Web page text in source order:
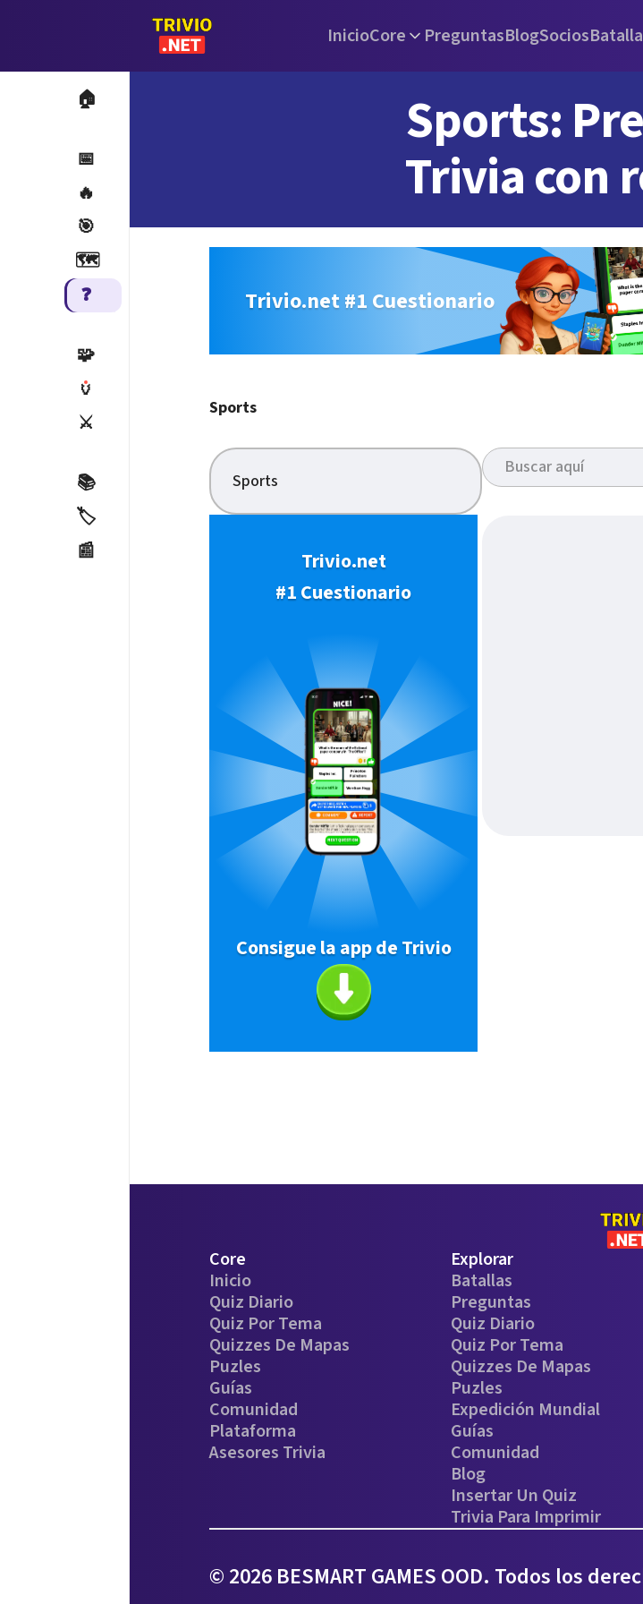
InicioCore PreguntasBlogSocios
🏠
📅
🔥
🎯
🗺️
❓
🧩
🏺
⚔️
📚
🏷️
📰
Sports:
Trivia con
Trivio.net #1 Cuestionario
Sports
Sports
Trivio.net
#1 Cuestionario
Consigue la app de Trivio
Core
Inicio
Quiz Diario
Quiz Por Tema
Quizzes De Mapas
Puzles
Guías
Comunidad
Plataforma
Asesores Trivia
Explorar
Batallas
Preguntas
Quiz Diario
Quiz Por Tema
Quizzes De Mapas
Puzles
Expedición Mundial
Guías
Comunidad
Blog
Insertar Un Quiz
Trivia Para Imprimir
© 2026 BESMART GAMES OOD. Todos los